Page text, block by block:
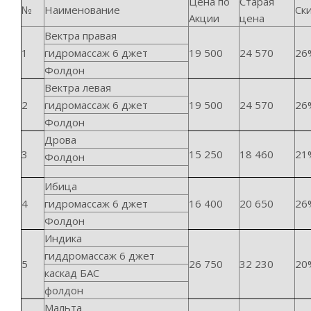
№ Наименование
Акции
цена
1
Вектра правая
19 500
24 570
гидромассаж 6 джет
Фолдон
2
Вектра левая
19 500
24 570
гидромассаж 6 джет
Фолдон
3
Дрова
15 250
18 460
Фолдон
4
Ибица
16 400
20 650
гидромассаж 6 джет
Фолдон
5
Индика
26 750
32 230
гиддромассаж 6 джет
каскад БАС
фолдон
Мальта